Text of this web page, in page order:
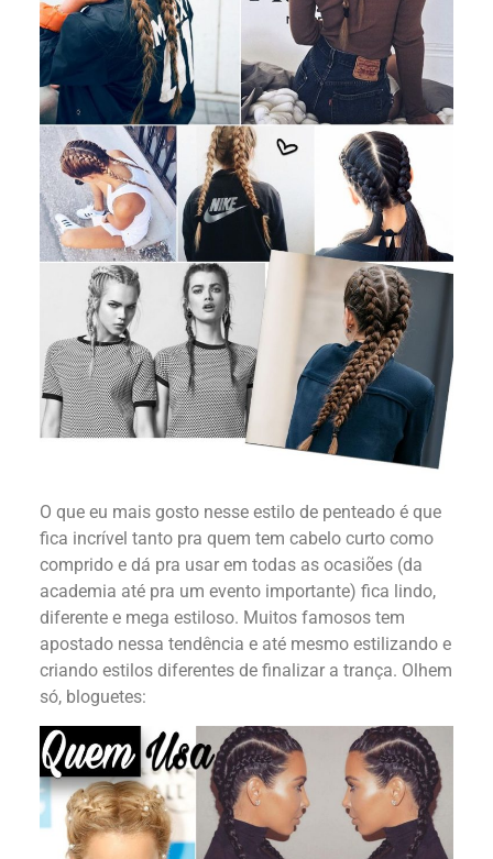
O que eu mais gosto nesse estilo de penteado é que
fica incrível tanto pra quem tem cabelo curto como
comprido e dá pra usar em todas as ocasiões (da
academia até pra um evento importante) fica lindo,
diferente e mega estiloso. Muitos famosos tem
apostado nessa tendência e até mesmo estilizando e
criando estilos diferentes de finalizar a trança. Olhem
só, bloguetes: